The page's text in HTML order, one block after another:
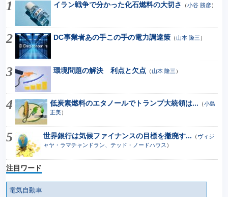
イラン戦争で分かった化石燃料の大切さ
（小谷 勝彦）
DC事業者あの手この手の電力調達策（山本 隆三 ）
環境問題の解決 利点と欠点 （山本 隆三 ）
低炭素燃料のエタノールでトランプ大統領は... （小島
正美）
世界銀行は気候ファイナンスの目標を撤廃す... （ ヴィジ
ャヤ・ラマチャンドラン、テッド・ノードハウス ）
注目ワード
電気自動車